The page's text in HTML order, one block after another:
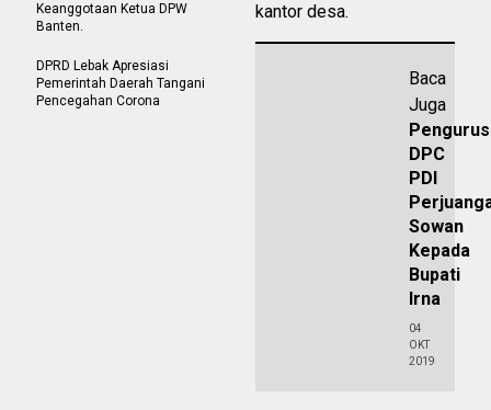
kantor desa.
Baca
Juga
Pengurus
DPC
PDI
Sowan
Kepada
Bupati
Irna
04
OKT
2019
Keanggotaan Ketua DPW
Banten.
DPRD Lebak Apresiasi
Pemerintah Daerah Tangani
Pencegahan Corona